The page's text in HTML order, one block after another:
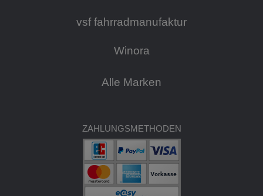
vsf fahrradmanufaktur
Winora
Alle Marken
ZAHLUNGSMETHODEN